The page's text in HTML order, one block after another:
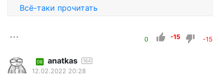
Всё-таки прочитать
0 -15 -15
06 anatkas 164
12.02.2022 20:28